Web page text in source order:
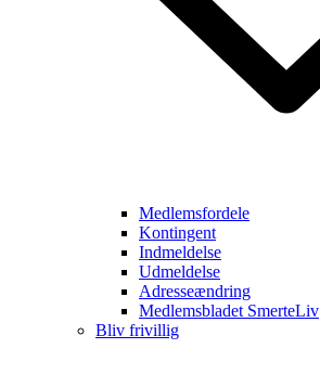
Medlemsfordele
Kontingent
Indmeldelse
Udmeldelse
Adresseændring
Medlemsbladet SmerteLiv
Bliv frivillig